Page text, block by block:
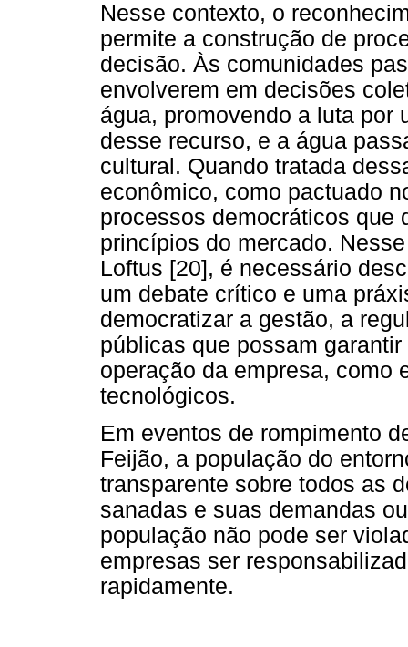
Nesse contexto, o
permite a construção de
decisão. Às comunidades
envolverem em decisões
água, promovendo a luta por
desse recurso, e a água
cultural. Quando tratada
econômico, como pactuado
processos democráticos que
princípios do mercado.
Loftus [20], é necessário
um debate crítico e uma
democratizar a gestão, a
públicas que possam
operação da empresa, como
tecnológicos.
Em eventos de rompimento
Feijão, a população do
transparente sobre todos as
sanadas e suas demandas
população não pode ser
empresas ser
rapidamente.